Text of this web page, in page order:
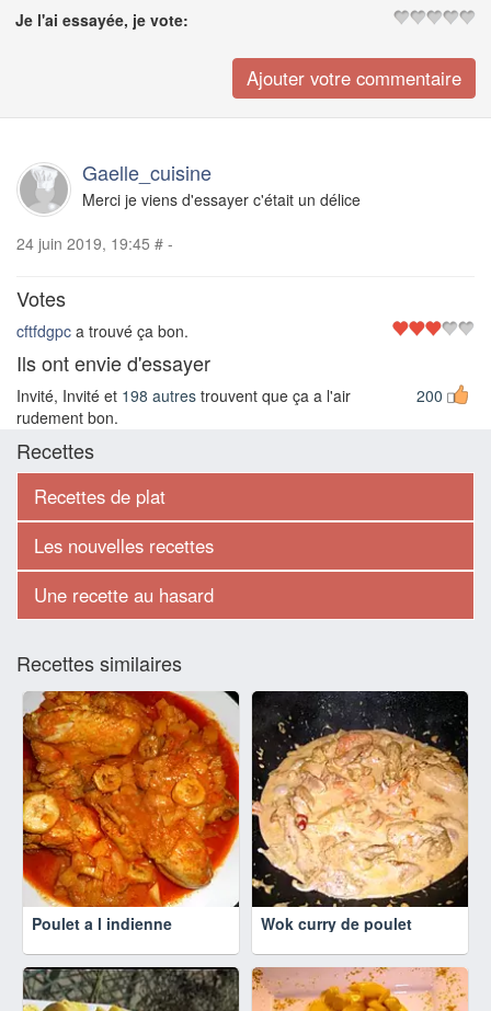
Je l'ai essayée, je vote:
Gaelle_cuisine
Merci je viens d'essayer c'était un délice
24 juin 2019, 19:45 # -
Votes
cftfdgpc a trouvé ça bon.
Ils ont envie d'essayer
200
Invité, Invité et 198 autres trouvent que ça a l'air
rudement bon.
Recettes
Recettes de plat
Les nouvelles recettes
Une recette au hasard
Recettes similaires
Poulet a l indienne Wok curry de poulet